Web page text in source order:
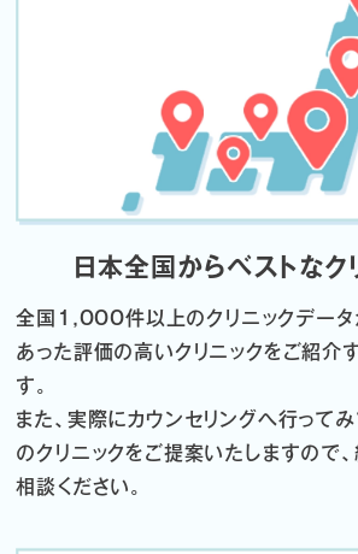
日本全国からベストなク
全国1,000件以上のクリニックデータ
あった評価の高いクリニックをご紹介
す。
また、実際にカウンセリングへ行って
のクリニックをご提案いたしますので
相談ください。